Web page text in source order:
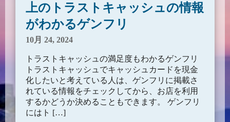
上のトラストキャッシュの情報
がわかるゲンフリ
10月 24, 2024
トラストキャッシュの満足度もわかるゲンフリ
トラストキャッシュでキャッシュカードを現金
化したいと考えている人は、ゲンフリに掲載さ
れている情報をチェックしてから、お店を利用
するかどうか決めることもできます。 ゲンフリ
にはト […]